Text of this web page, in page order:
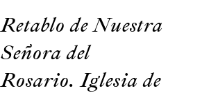
Retablo de Nuestra
Señora del
Rosario. Iglesia de